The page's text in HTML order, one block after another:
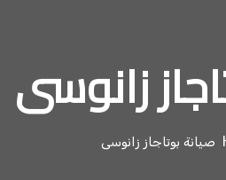
زانوسى
صيانة بوتاجاز زانوسى